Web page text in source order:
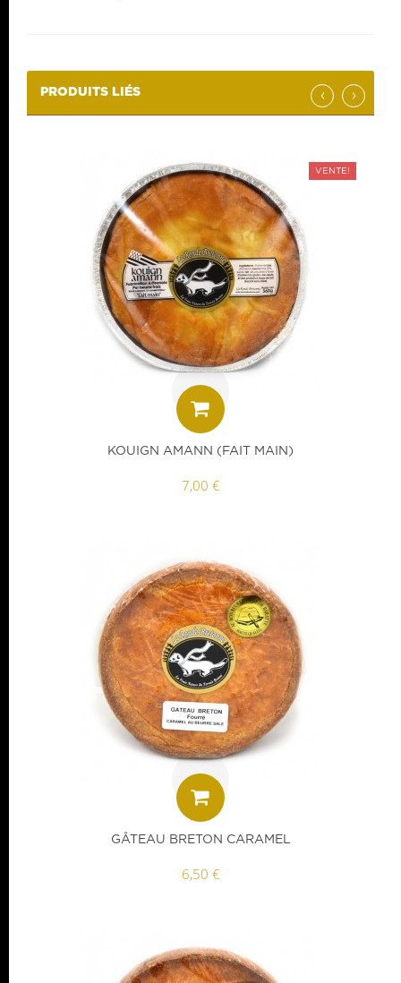
PRODUITS LIÉS ‹ ›
VENTE!
KOUIGN AMANN (FAIT MAIN)
7,00 €
GÂTEAU BRETON CARAMEL
6,50 €